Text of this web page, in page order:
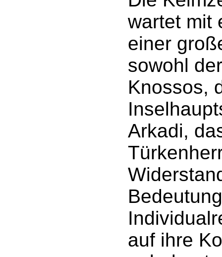
wartet mit
einer
sowohl
Knossos,
Arkadi,
auf ihre